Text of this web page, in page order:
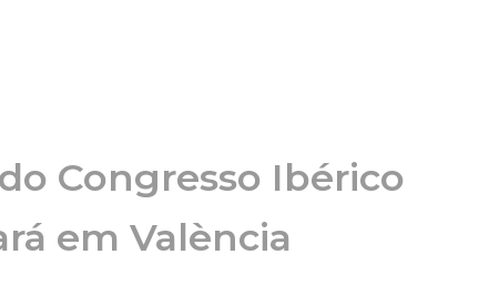
Congresso Ibérico
em València